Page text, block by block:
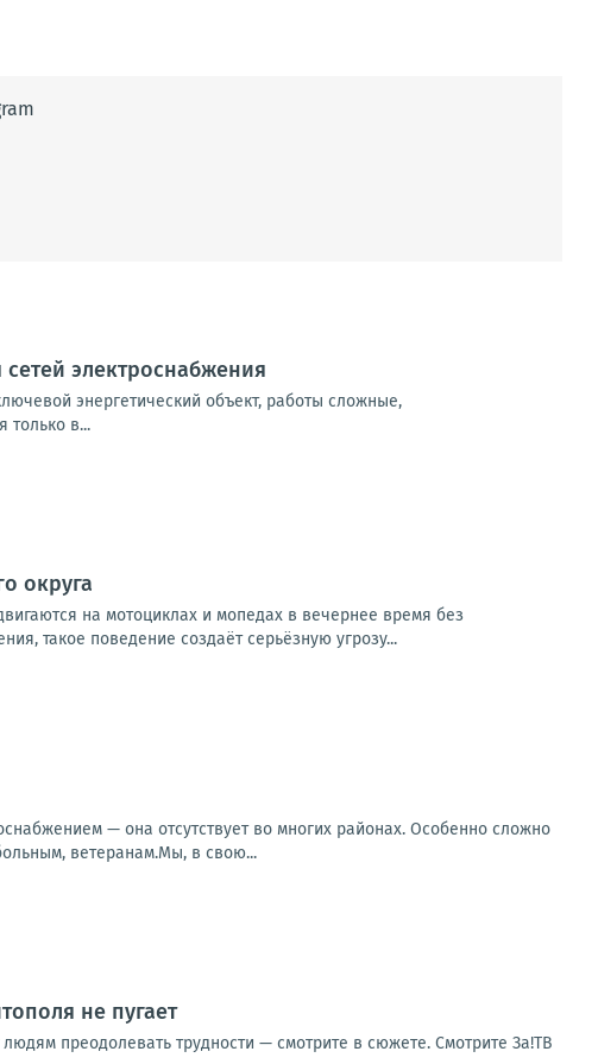
электроснабжения
энергетический объект, работы сложные,
только в...
округа
на мотоциклах и мопедах в вечернее время без
такое поведение создаёт серьёзную угрозу...
— она отсутствует во многих районах. Особенно сложно
ветеранам.Мы, в свою...
не пугает
преодолевать трудности — смотрите в сюжете. Смотрите За!ТВ